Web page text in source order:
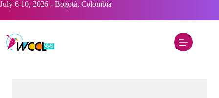
Saltar
contenido
July 6-10, 2026 - Bogotá, Colombia